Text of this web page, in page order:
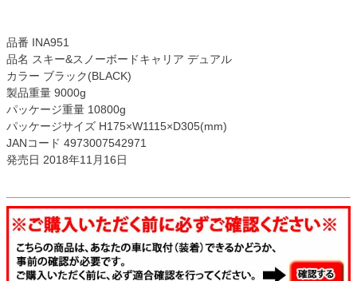
品番 INA951
品名 スキー&スノーボードキャリア デュアル
カラー ブラック(BLACK)
製品重量 9000g
パッケージ重量 10800g
パッケージサイズ H175×W1115×D305(mm)
JANコード 4973007542971
発売日 2018年11月16日